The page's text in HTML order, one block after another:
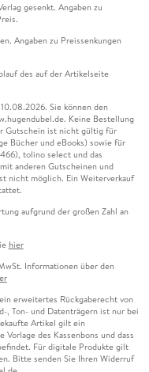
gesenkt. Angaben zu
Angaben zu Preissenkungen
des auf der Artikelseite
Sie können den
Keine Bestellung
Gutschein ist nicht gültig für
Bücher und eBooks) sowie für
tolino select und das
anderen Gutscheinen und
nicht möglich. Ein Weiterverkauf
aufgrund der großen Zahl an
hier
Informationen über den
erweitertes Rückgaberecht von
, Ton- und Datenträgern ist nur bei
Artikel gilt ein
des Kassenbons und dass
Für digitale Produkte gilt
Bitte senden Sie Ihren Widerruf